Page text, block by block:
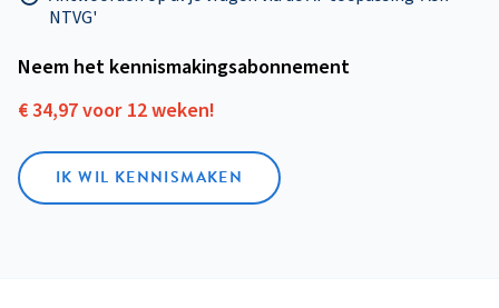
NTVG'
Neem het kennismakings­abonnement
€ 34,97 voor 12 weken!
IK WIL KENNISMAKEN